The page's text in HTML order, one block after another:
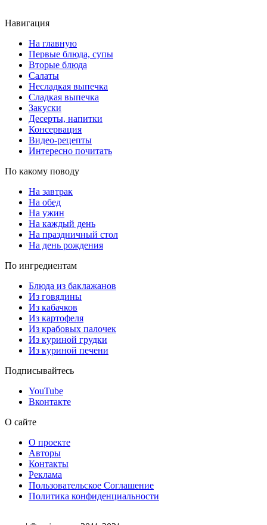
Навигация
На главную
Первые блюда, супы
Вторые блюда
Салаты
Несладкая выпечка
Сладкая выпечка
Закуски
Десерты, напитки
Консервация
Видео-рецепты
Интересно почитать
По какому поводу
На завтрак
На обед
На ужин
На каждый день
На праздничный стол
На день рождения
По ингредиентам
Блюда из баклажанов
Из говядины
Из кабачков
Из картофеля
Из крабовых палочек
Из куриной грудки
Из куриной печени
Подписывайтесь
YouTube
Вконтакте
О сайте
О проекте
Авторы
Контакты
Реклама
Пользовательское Соглашение
Политика конфиденциальности